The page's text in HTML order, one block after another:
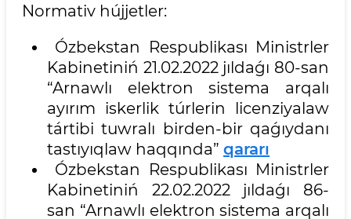
Normativ hújjetler:
Ózbekstan Respublikası Ministrler
Kabinetiniń 21.02.2022 jıldaǵı 80-san
“Arnawlı elektron sistema arqalı
ayırım iskerlik túrlerin licenziyalaw
tártibi tuwralı birden-bir qaǵıydanı
tastıyıqlaw haqqında” qararı
Ózbekstan Respublikası Ministrler
Kabinetiniń 22.02.2022 jıldaǵı 86-
san “Arnawlı elektron sistema arqalı